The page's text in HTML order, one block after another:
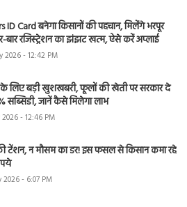
ID Card बनेगा किसानों की पहचान, मिलेंगे भरपूर
बार रजिस्ट्रेशन का झंझट खत्म, ऐसे करें अप्लाई
2026 - 12:42 PM
के लिए बड़ी खुशखबरी, फूलों की खेती पर सरकार दे
सब्सिडी, जानें कैसे मिलेगा लाभ
- 12:46 PM
टेंशन, न मौसम का डर! इस फसल से किसान कमा रहे
2026 - 6:07 PM